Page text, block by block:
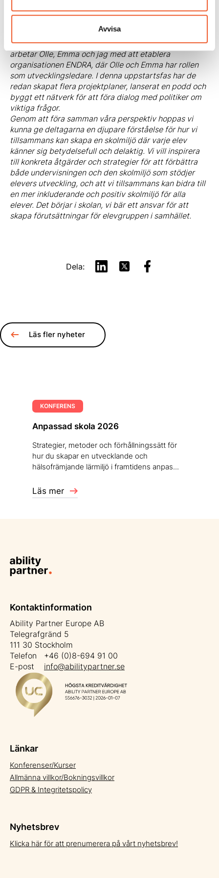
Avvisa
eleverna som åkte till Almedalsveckan och stod i
första tal i, där de fullkomligt golvade
riksdagsledamöter i ett Panelsamtal. För närvarande
arbetar Olle, Emma och jag med att etablera
organisationen ENDRA, där Olle och Emma har rollen
som utvecklingsledare. I denna uppstartsfas har de
redan skapat flera projektplaner, lanserat en podd och
byggt ett nätverk för att föra dialog med politiker om
viktiga frågor.
Genom att föra samman våra perspektiv hoppas vi
kunna ge deltagarna en djupare förståelse för hur vi
tillsammans kan skapa en skolmiljö där varje elev
känner sig betydelsefull och delaktig. Vi vill inspirera
till konkreta åtgärder och strategier för att förbättra
både undervisningen och den skolmiljö som stödjer
elevers utveckling, och att vi tillsammans kan bidra till
en mer inkluderande och positiv skolmiljö för alla
elever. Det börjar i skolan, vi bär ett ansvar för att
skapa förutsättningar för elevgruppen i samhället.
Dela:
Läs fler nyheter
KONFERENS
Anpassad skola 2026
Strategier, metoder och förhållningssätt för
hur du skapar en utvecklande och
hälsofrämjande lärmiljö i framtidens anpas...
Läs mer
Kontaktinformation
Ability Partner Europe AB
Telegrafgränd 5
111 30 Stockholm
Telefon +46 (0)8-694 91 00
E-post info@abilitypartner.se
Länkar
Konferenser/Kurser
Allmänna villkor/Bokningsvillkor
GDPR & Integritetspolicy
Nyhetsbrev
Klicka här för att prenumerera på vårt nyhetsbrev!